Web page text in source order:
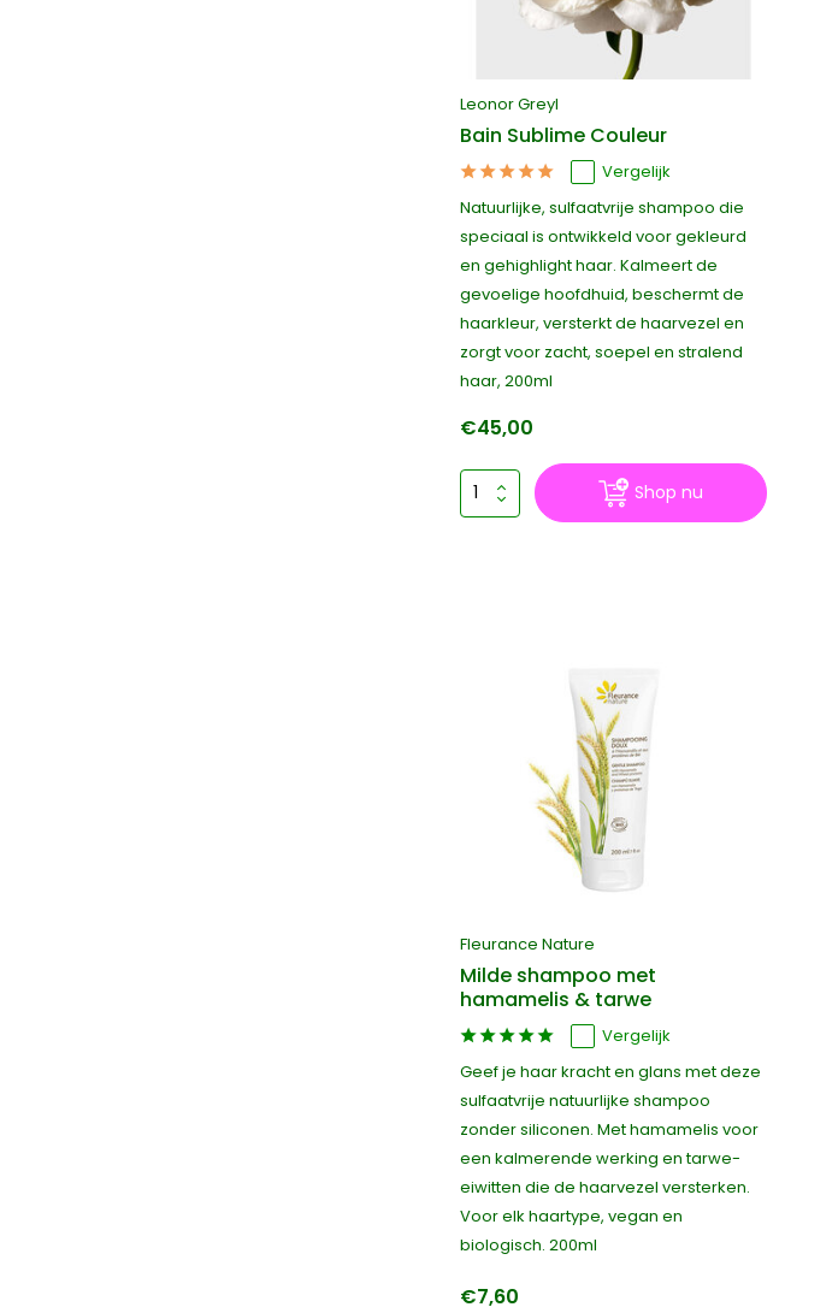
Leonor Greyl
Bain Sublime Couleur
Vergelijk
Natuurlijke, sulfaatvrije shampoo die
speciaal is ontwikkeld voor gekleurd
en gehighlight haar. Kalmeert de
gevoelige hoofdhuid, beschermt de
haarkleur, versterkt de haarvezel en
zorgt voor zacht, soepel en stralend
haar, 200ml
€45,00
Shop nu
Fleurance Nature
Milde shampoo met
hamamelis & tarwe
Vergelijk
Geef je haar kracht en glans met deze
sulfaatvrije natuurlijke shampoo
zonder siliconen. Met hamamelis voor
een kalmerende werking en tarwe-
eiwitten die de haarvezel versterken.
Voor elk haartype, vegan en
biologisch. 200ml
€7,60